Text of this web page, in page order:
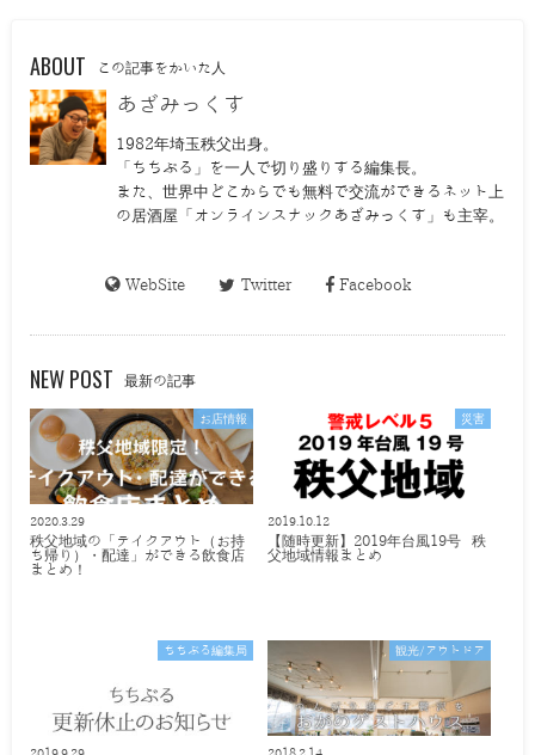
ABOUT この記事をかいた人
あざみっくす
1982年埼玉秩父出身。
「ちちぶる」を一人で切り盛りする編集長。
また、世界中どこからでも無料で交流ができるネット上
の居酒屋「オンラインスナックあざみっくす」も主宰。
WebSite Twitter Facebook
NEW POST 最新の記事
お店情報
2020.3.29
秩父地域の「テイクアウト（お持
ち帰り）・配達」ができる飲食店
まとめ！
災害
2019.10.12
【随時更新】2019年台風19号 秩
父地域情報まとめ
ちちぶる編集局 観光/アウトドア